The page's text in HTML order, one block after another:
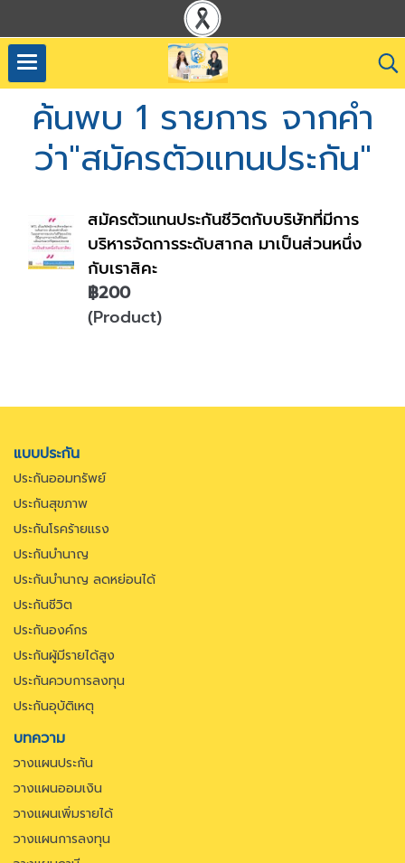
ค้นพบ 1 รายการ จากคำ
ว่า"สมัครตัวแทนประกัน"
สมัครตัวแทนประกันชีวิตกับบริษัทที่มีการ
บริหารจัดการระดับสากล มาเป็นส่วนหนึ่ง
กับเราสิคะ
฿200
(Product)
แบบประกัน
ประกันออมทรัพย์
ประกันสุขภาพ
ประกันโรคร้ายแรง
ประกันบำนาญ
ประกันบำนาญ ลดหย่อนได้
ประกันชีวิต
ประกันองค์กร
ประกันผู้มีรายได้สูง
ประกันควบการลงทุน
ประกันอุบัติเหตุ
บทความ
วางแผนประกัน
วางแผนออมเงิน
วางแผนเพิ่มรายได้
วางแผนการลงทุน